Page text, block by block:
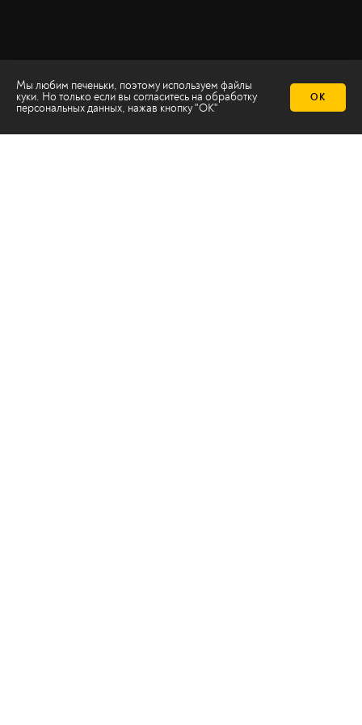
Мы любим печеньки, поэтому используем файлы
куки. Но только если вы согласитесь на обработку
персональных данных, нажав кнопку "ОК"
ОК